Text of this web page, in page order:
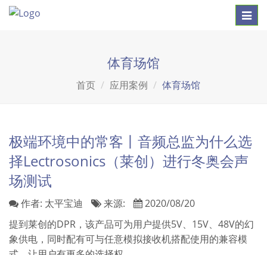
体育场馆
首页 应用案例 体育场馆
极端环境中的常客丨音频总监为什么选
择Lectrosonics（莱创）进行冬奥会声
场测试
作者: 太平宝迪 来源:
2020/08/20
提到莱创的DPR，该产品可为用户提供5V、15V、48V的幻
象供电，同时配有可与任意模拟接收机搭配使用的兼容模